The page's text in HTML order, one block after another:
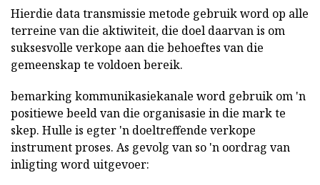
Hierdie data transmissie metode gebruik word op alle
terreine van die aktiwiteit, die doel daarvan is om
suksesvolle verkope aan die behoeftes van die
gemeenskap te voldoen bereik.
bemarking kommunikasiekanale word gebruik om 'n
positiewe beeld van die organisasie in die mark te
skep. Hulle is egter 'n doeltreffende verkope
instrument proses. As gevolg van so 'n oordrag van
inligting word uitgevoer: